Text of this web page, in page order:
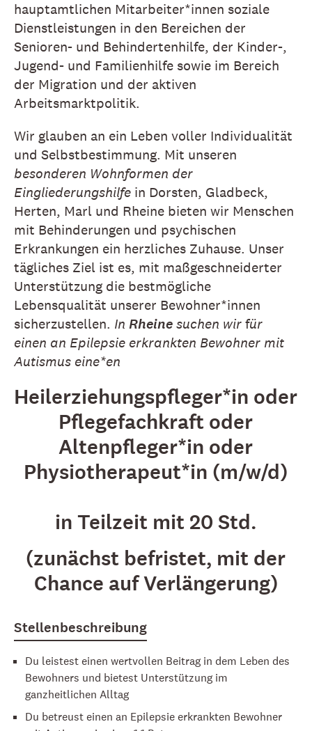
hauptamtlichen Mitarbeiter*innen soziale
Dienstleistungen in den Bereichen der
Senioren- und Behindertenhilfe, der Kinder-,
Jugend- und Familienhilfe sowie im Bereich
der Migration und der aktiven
Arbeitsmarktpolitik.
Wir glauben an ein Leben voller Individualität
und Selbstbestimmung. Mit unseren
besonderen Wohnformen der
Eingliederungshilfe in Dorsten, Gladbeck,
Herten, Marl und Rheine bieten wir Menschen
mit Behinderungen und psychischen
Erkrankungen ein herzliches Zuhause. Unser
tägliches Ziel ist es, mit maßgeschneiderter
Unterstützung die bestmögliche
Lebensqualität unserer Bewohner*innen
sicherzustellen. In Rheine suchen wir für
einen an Epilepsie erkrankten Bewohner mit
Autismus eine*en
Heilerziehungspfleger*in oder
Pflegefachkraft oder
Altenpfleger*in oder
Physiotherapeut*in (m/w/d)
in Teilzeit mit 20 Std.
(zunächst befristet, mit der
Chance auf Verlängerung)
Stellenbeschreibung
Du leistest einen wertvollen Beitrag in dem Leben des
Bewohners und bietest Unterstützung im
ganzheitlichen Alltag
Du betreust einen an Epilepsie erkrankten Bewohner